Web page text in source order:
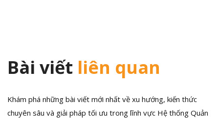
Bài viết liên quan
Khám phá những bài viết mới nhất về xu hướng, kiến thức
chuyên sâu và giải pháp tối ưu trong lĩnh vực Hệ thống Quản